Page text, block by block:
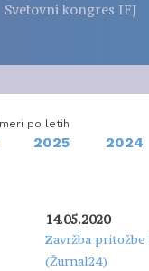
Svetovni kongres IFJ
po letih
2025 2024
14.05.2020
Zavržba
(Žurnal24)